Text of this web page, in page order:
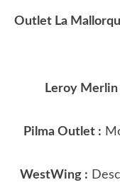
Outlet La
Leroy Merlin
Pilma Outlet :
WestWing :